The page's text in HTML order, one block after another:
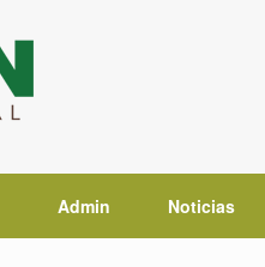
Admin Noticias